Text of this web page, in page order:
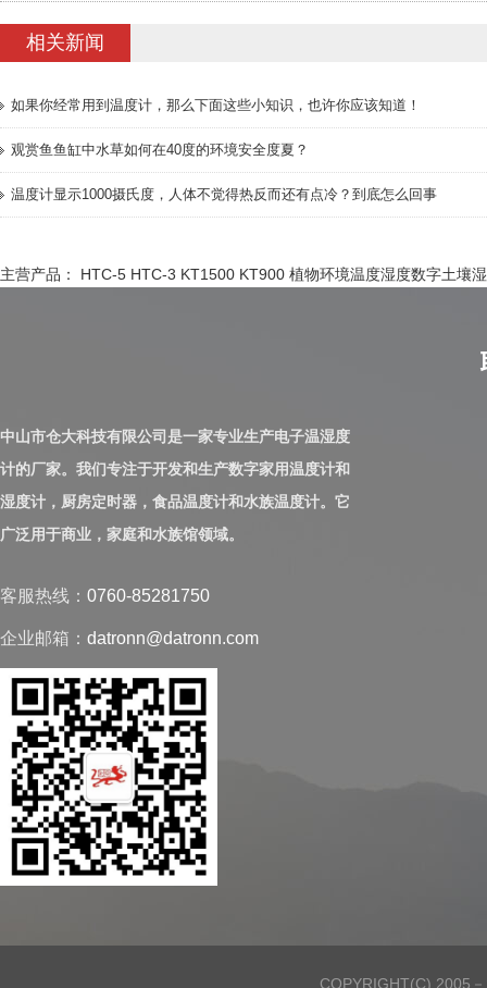
相关新闻
如果你经常用到温度计，那么下面这些小知识，也许你应该知道！
观赏鱼鱼缸中水草如何在40度的环境安全度夏？
温度计显示1000摄氏度，人体不觉得热反而还有点冷？到底怎么回事
主营产品： HTC-5 HTC-3 KT1500 KT900 植物环境温度湿度数字土壤
中山市仓大科技有限公司是一家专业生产电子温湿度
计的厂家。我们专注于开发和生产数字家用温度计和
湿度计，厨房定时器，食品温度计和水族温度计。它
广泛用于商业，家庭和水族馆领域。
客服热线： 0760-85281750
企业邮箱： datronn@datronn.com
COPYRIGHT(C) 2005